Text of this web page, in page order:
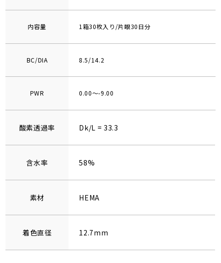
内容量 1箱30枚入り/片眼30日分
BC/DIA 8.5/14.2
PWR 0.00～-9.00
酸素透過率 Dk/L = 33.3
含水率 58%
素材 HEMA
着色直径 12.7mm